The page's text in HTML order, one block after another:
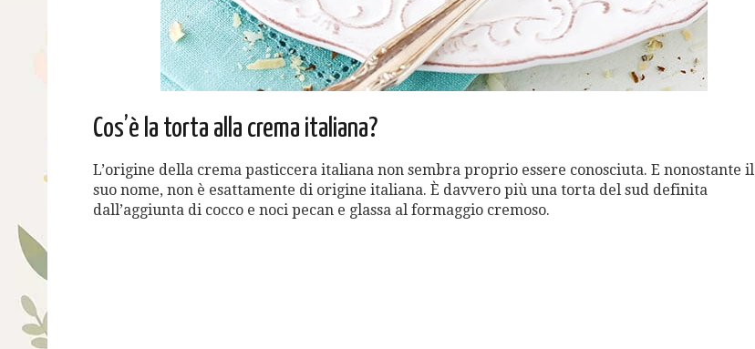
Cos’è la torta alla crema italiana?
L’origine della crema pasticcera italiana non sembra proprio essere conosciuta. E nonostante il
suo nome, non è esattamente di origine italiana. È davvero più una torta del sud definita
dall’aggiunta di cocco e noci pecan e glassa al formaggio cremoso.